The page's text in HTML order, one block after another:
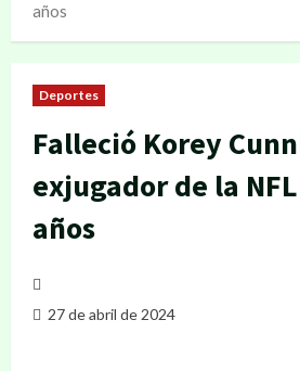
años
Deportes
Falleció Korey
exjugador de la
años
27 de abril de 2024